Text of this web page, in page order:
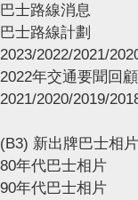
巴士路線消息
巴士路線計劃
2023/2022/2021/
2022年交通要聞回顧
2021/2020/2019/
(B3) 新出牌巴士相片
80年代巴士相片
90年代巴士相片